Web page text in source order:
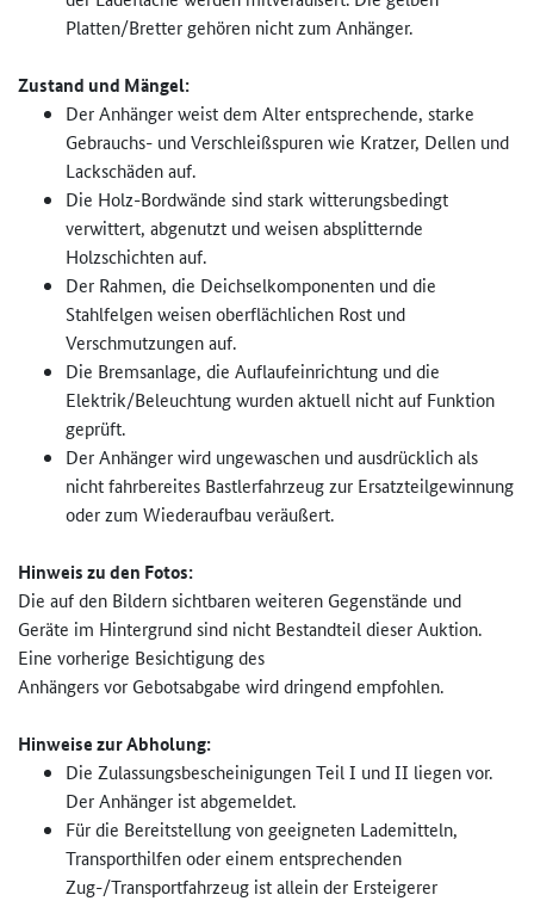
Platten/Bretter gehören nicht zum Anhänger.
Zustand und Mängel:
Der Anhänger weist dem Alter entsprechende, starke
Gebrauchs- und Verschleißspuren wie Kratzer, Dellen und
Lackschäden auf.
Die Holz-Bordwände sind stark witterungsbedingt
verwittert, abgenutzt und weisen absplitternde
Holzschichten auf.
Der Rahmen, die Deichselkomponenten und die
Stahlfelgen weisen oberflächlichen Rost und
Verschmutzungen auf.
Die Bremsanlage, die Auflaufeinrichtung und die
Elektrik/Beleuchtung wurden aktuell nicht auf Funktion
geprüft.
Der Anhänger wird ungewaschen und ausdrücklich als
nicht fahrbereites Bastlerfahrzeug zur Ersatzteilgewinnung
oder zum Wiederaufbau veräußert.
Hinweis zu den Fotos:
Die auf den Bildern sichtbaren weiteren Gegenstände und
Geräte im Hintergrund sind nicht Bestandteil dieser Auktion.
Eine vorherige Besichtigung des
Anhängers vor Gebotsabgabe wird dringend empfohlen.
Hinweise zur Abholung:
Die Zulassungsbescheinigungen Teil I und II liegen vor.
Der Anhänger ist abgemeldet.
Für die Bereitstellung von geeigneten Lademitteln,
Transporthilfen oder einem entsprechenden
Zug-/Transportfahrzeug ist allein der Ersteigerer